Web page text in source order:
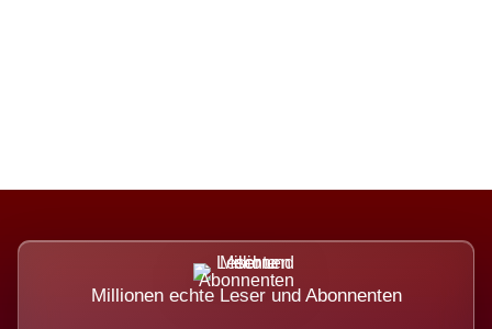
Millionen echte Leser und Abonnenten